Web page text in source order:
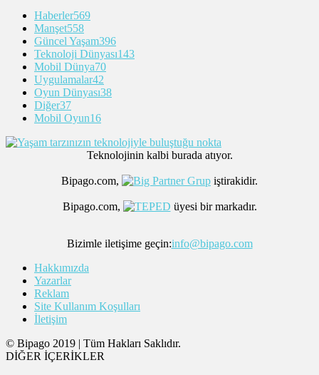
Haberler569
Manşet558
Güncel Yaşam396
Teknoloji Dünyası143
Mobil Dünya70
Uygulamalar42
Oyun Dünyası38
Diğer37
Mobil Oyun16
Teknolojinin kalbi burada atıyor.
Bipago.com, iştirakidir.
Bipago.com, üyesi bir markadır.
Bizimle iletişime geçin:info@bipago.com
Hakkımızda
Yazarlar
Reklam
Site Kullanım Koşulları
İletişim
© Bipago 2019 | Tüm Hakları Saklıdır.
DİĞER İÇERİKLER